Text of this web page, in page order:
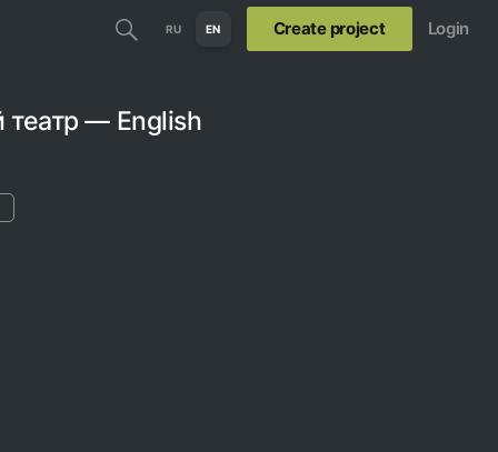
RU EN Create project Login
— English